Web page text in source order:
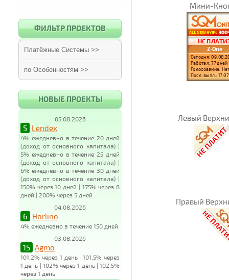
ФИЛЬТР ПРОЕКТОВ
Платёжные Системы >>
по Особенностям >>
НОВЫЕ ПРОЕКТЫ
05.08.2026
5 Lendex
4% ежедневно в течение 20 дней
(доход от основного капитала) |
5% ежедневно в течение 25 дней
(доход от основного капитала) |
6% ежедневно в течение 30 дней
(доход от основного капитала) |
150% через 10 дней | 175% через 8
дней | 200% через 5 дней
04.08.2026
6 Horlino
4% ежедневно в течение 150 дней
03.08.2026
15 Agmo
101,2% через 1 день | 101,5% через
1 день | 102% через 1 день | 102,5%
через 1 день
Мини-
Левый
Правый